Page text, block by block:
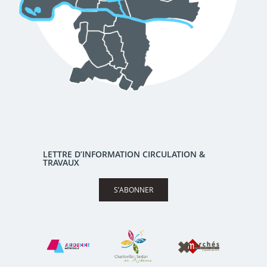
LETTRE D’INFORMATION CIRCULATION &
TRAVAUX
S’ABONNER